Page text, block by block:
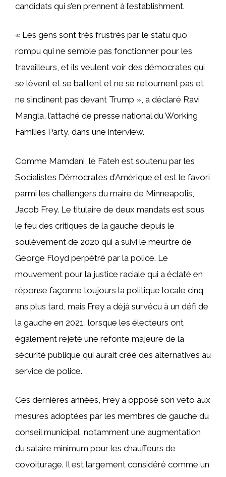
candidats qui s’en prennent à l’establishment.
« Les gens sont très frustrés par le statu quo
rompu qui ne semble pas fonctionner pour les
travailleurs, et ils veulent voir des démocrates qui
se lèvent et se battent et ne se retournent pas et
ne s’inclinent pas devant Trump », a déclaré Ravi
Mangla, l’attaché de presse national du Working
Families Party, dans une interview.
Comme Mamdani, le Fateh est soutenu par les
Socialistes Démocrates d’Amérique et est le favori
parmi les challengers du maire de Minneapolis,
Jacob Frey. Le titulaire de deux mandats est sous
le feu des critiques de la gauche depuis le
soulèvement de 2020 qui a suivi le meurtre de
George Floyd perpétré par la police. Le
mouvement pour la justice raciale qui a éclaté en
réponse façonne toujours la politique locale cinq
ans plus tard, mais Frey a déjà survécu à un défi de
la gauche en 2021, lorsque les électeurs ont
également rejeté une refonte majeure de la
sécurité publique qui aurait créé des alternatives au
service de police.
Ces dernières années, Frey a opposé son veto aux
mesures adoptées par les membres de gauche du
conseil municipal, notamment une augmentation
du salaire minimum pour les chauffeurs de
covoiturage. Il est largement considéré comme un